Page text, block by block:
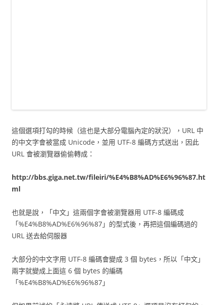
這個選項打勾的時候（這也是大部分電腦內定的狀況），URL 中
的中文字會被當成 Unicode，並用 UTF-8 編碼方式送出，因此
URL 會被瀏覽器偷偷轉成：
http://bbs.giga.net.tw/fileiri/%E4%B8%AD%E6%96%87.ht
ml
也就是說，「中文」這兩個字會被瀏覽器用 UTF-8 編碼成
「%E4%B8%AD%E6%96%87」的型式後，再把這個編碼過的
URL 送去給伺服器
大部分的中文字用 UTF-8 編碼會變成 3 個 bytes，所以「中文」
兩字就變成上面這 6 個 bytes 的編碼
「%E4%B8%AD%E6%96%87」